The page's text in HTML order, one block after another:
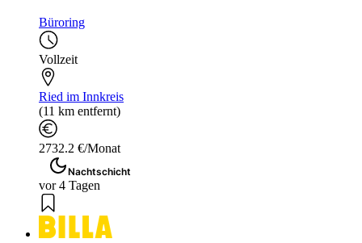
Büroring
Vollzeit
Ried im Innkreis
(11 km entfernt)
2732.2 €/Monat
Nachtschicht
vor 4 Tagen